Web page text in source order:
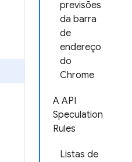
previsões
da barra
de
endereço
do
Chrome
A API
Speculation
Rules
Listas de